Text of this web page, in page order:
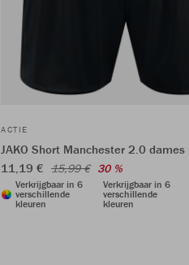
ACTIE
JAKO Short Manchester 2.0 dames
11,19 € 15,99 € 30 %
Verkrijgbaar in 6
verschillende
kleuren
Verkrijgbaar in 6
verschillende
kleuren